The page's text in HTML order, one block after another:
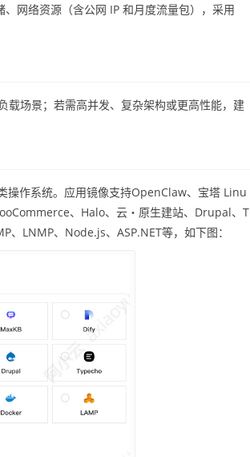
网络资源（含公网 IP 和月度流量包），采用
载场景；若需高并发、复杂架构或更高性能，建
操作系统。应用镜像支持OpenClaw、宝塔 Linu
、Halo、云・原生建站、Drupal、T
LNMP、Node.js、ASP.NET等，如下图：